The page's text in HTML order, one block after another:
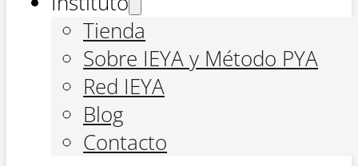
Tienda
Sobre IEYA y Método PYA
Red IEYA
Blog
Contacto